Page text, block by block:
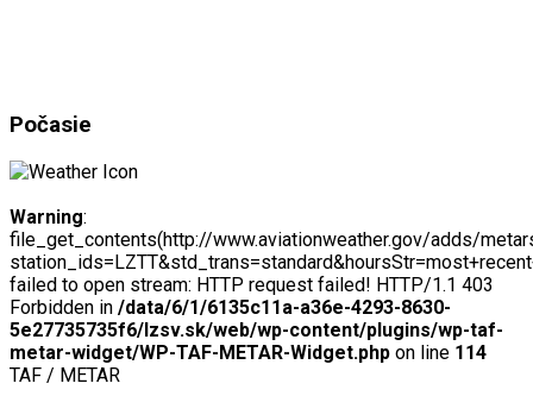
Počasie
Warning:
file_get_contents(http://www.aviationweather.gov/adds/
failed to open stream: HTTP request failed! HTTP/1.1 403
Forbidden in /data/6/1/6135c11a-a36e-4293-8630-
5e27735735f6/lzsv.sk/web/wp-content/plugins/wp-taf-
metar-widget/WP-TAF-METAR-Widget.php on line 114
TAF / METAR